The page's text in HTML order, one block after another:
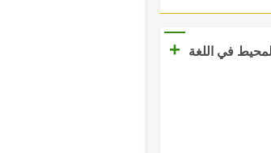
المحيط في اللغة
+